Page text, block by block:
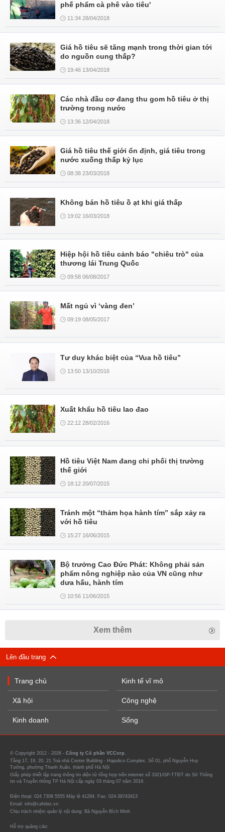
phế phẩm cà phê vào tiêu'
11:34 28/04/2018
Giá hồ tiêu sẽ tăng mạnh trong thời gian tới
do nguồn cung thấp?
19:46 13/04/2018
Các nhà đầu cơ đang thu gom hồ tiêu ở thị
trường trong nước
13:36 12/04/2018
Giá hồ tiêu thế giới ổn định, giá tiêu trong
nước xuống thấp kỷ lục
08:38 23/03/2018
Không bán hồ tiêu ồ ạt khi giá thấp
19:02 16/03/2018
Hiệp hội hồ tiêu cảnh báo "chiêu trò" của
thương lái Trung Quốc
09:58 06/08/2017
Mất ngủ vì ‘vàng đen’
09:19 08/05/2017
Tư duy khác biệt của “Vua hồ tiêu”
13:50 13/10/2016
Xuất khẩu hồ tiêu lao đao
22:12 28/02/2016
Hồ tiêu Việt Nam đang chi phối thị trường
thế giới
18:12 20/07/2015
Tránh một “thảm họa hành tím” sắp xảy ra
với hồ tiêu
15:27 16/06/2015
Bộ trưởng Cao Đức Phát: Không phải sản
phẩm nông nghiệp nào của VN cũng như
dưa hấu, hành tím
10:56 11/06/2015
Xem thêm
Lên đầu trang
Trang chủ
Xã hội
Kinh doanh
Kinh tế vĩ mô
Công nghệ
Sống
© Copyright 2012 - 2026 - Công ty Cổ phần VCCorp.
Tầng 17, 19, 20, 21 Toà nhà Center Building - Hapulico Complex, Số 01, phố Nguyễn Huy
Tưởng, phường Thanh Xuân, thành phố Hà Nội
Giấy phép thiết lập trang thông tin điện tử tổng hợp trên internet số 3321/GP-TTĐT do Sở Thông
tin và Truyền thông TP Hà Nội cấp ngày 03 tháng 07 năm 2019.
Điện thoại: 024 7309 5555 Máy lẻ 41294. Fax: 024-39743413
Email: info@cafebiz.vn
Chịu trách nhiệm quản lý nội dung: Bà Nguyễn Bích Minh
Hỗ trợ quảng cáo: